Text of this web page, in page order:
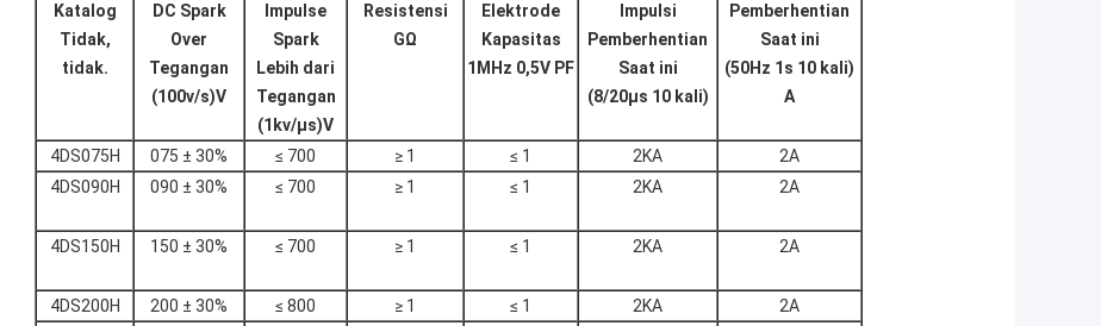
Katalog
Tidak,
tidak.
DC Spark
Over
Tegangan
(100v/s)V
Impulse
Spark
Lebih dari
Tegangan
(1kv/μs)V
Resistensi
GΩ
Elektrode
Kapasitas
1MHz 0,5V PF
Impulsi
Pemberhentian
Saat ini
(8/20μs 10 kali)
Pemberhentian
Saat ini
(50Hz 1s 10 kali)
A
4DS075H 075 ± 30% ≤ 700 ≥ 1 ≤ 1 2KA
2A
4DS090H
090 ± 30% ≤ 700 ≥ 1 ≤ 1 2KA 2A
4DS150H 150 ± 30% ≤ 700 ≥ 1 ≤ 1 2KA 2A
4DS200H 200 ± 30% ≤ 800 ≥ 1 ≤ 1 2KA
2A